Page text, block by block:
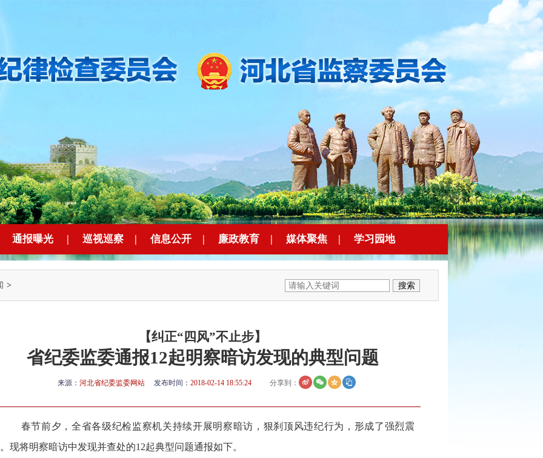
通报曝光 | 巡视巡察 | 信息公开 | 廉政教育 | 媒体聚焦 | 学习园地
>
【纠正“四风”不止步】
省纪委监委通报12起明察暗访发现的典型问题
来源： 河北省纪委监委网站 发布时间： 2018-02-14 18:55:24 分享到：
春节前夕，全省各级纪检监察机关持续开展明察暗访，狠刹顶风违纪行为，形成了强烈震
现将明察暗访中发现并查处的12起典型问题通报如下。